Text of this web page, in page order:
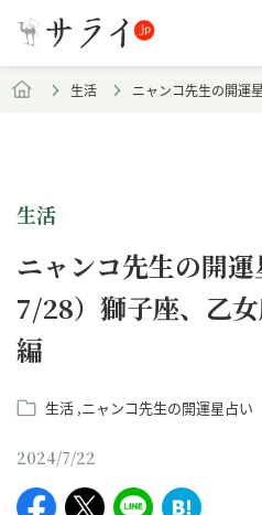
生活 ニャンコ先生の開運
生活
ニャンコ先生の開
7/28）獅子座、乙
編
生活 ニャンコ先生の開運星占い
2024/7/22